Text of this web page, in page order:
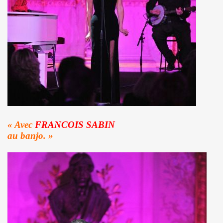
« Avec FRANCOIS SABIN
au banjo. »
& JEAN-MARC LEDERMAN) : l'album "ROMANIA"
et BENJAMIN SCHOOS le 9 mai 2012 au RESERVOIR
detaillee du nouveau CD et du show 2012.
des Arts et des Lettres par FREDERIC MITTERRAND,
dans "ACCORDEON et ACCORDEONISTES" (avril
"KISS" de MARIE FRANCE ET LES FANTOMES dans
(Paris) : compte rendu.
album de PHANTOM Featuring MARIE FRANCE.
(MIAM MONSTER MIAM), avec LES EXPERTS